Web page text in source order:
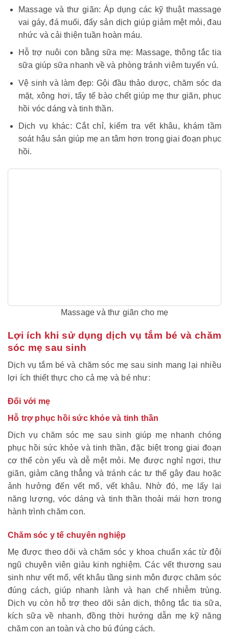
Massage và thư giãn: Áp dụng các kỹ thuật massage
vai gáy, đá muối, đẩy sản dịch giúp giảm mệt mỏi, đau
nhức và cải thiện tuần hoàn máu.
Hỗ trợ nuôi con bằng sữa mẹ: Massage, thông tắc tia
sữa giúp sữa nhanh về và phòng tránh viêm tuyến vú.
Vệ sinh và làm đẹp: Gội đầu thảo dược, chăm sóc da
mặt, xông hơi, tẩy tế bào chết giúp mẹ thư giãn, phục
hồi vóc dáng và tinh thần.
Dịch vụ khác: Cắt chỉ, kiểm tra vết khâu, khám tầm
soát hậu sản giúp mẹ an tâm hơn trong giai đoạn phục
hồi.
Massage và thư giãn cho mẹ
Lợi ích khi sử dụng dịch vụ tắm bé và chăm
sóc mẹ sau sinh
Dịch vụ tắm bé và chăm sóc mẹ sau sinh mang lại nhiều
lợi ích thiết thực cho cả mẹ và bé như:
Đối với mẹ
Hỗ trợ phục hồi sức khỏe và tinh thần
Dịch vụ chăm sóc mẹ sau sinh giúp mẹ nhanh chóng
phục hồi sức khỏe và tinh thần, đặc biệt trong giai đoạn
cơ thể còn yếu và dễ mệt mỏi. Mẹ được nghỉ ngơi, thư
giãn, giảm căng thẳng và tránh các tư thế gây đau hoặc
ảnh hưởng đến vết mổ, vết khâu. Nhờ đó, mẹ lấy lại
năng lượng, vóc dáng và tinh thần thoải mái hơn trong
hành trình chăm con.
Chăm sóc y tế chuyên nghiệp
Mẹ được theo dõi và chăm sóc y khoa chuẩn xác từ đội
ngũ chuyên viên giàu kinh nghiệm. Các vết thương sau
sinh như vết mổ, vết khâu tầng sinh môn được chăm sóc
đúng cách, giúp nhanh lành và hạn chế nhiễm trùng.
Dịch vụ còn hỗ trợ theo dõi sản dịch, thông tắc tiasữa,
kích sữa về nhanh, đồng thời hướng dẫn mẹ kỹ năng
chăm con an toàn và cho bú đúng cách.